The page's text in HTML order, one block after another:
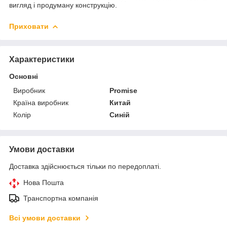
вигляд і продуману конструкцію.
Приховати
Характеристики
Основні
Виробник
Promise
Країна виробник
Китай
Колір
Синій
Умови доставки
Доставка здійснюється тільки по передоплаті.
Нова Пошта
Транспортна компанія
Всі умови доставки